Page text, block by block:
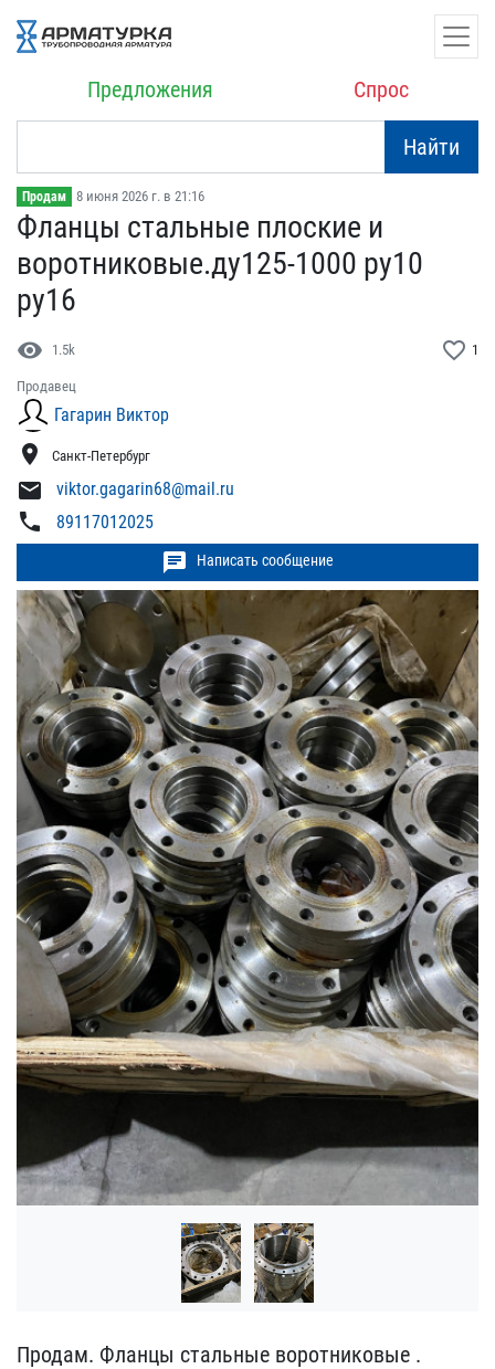
Предложения Спрос
Найти
Продам 8 июня 2026 г. в 21:16
Фланцы стальные плоские ​и
воротниковые.ду125-100​0 ру10
ру16
visibility 1.5k favorite_border 1
Продавец
Гагарин Виктор
location_on Санкт-Петербург
mail viktor.gagarin68@mail.ru
phone 89117012025
chat Написать сообщение
Продам. Фланцы стальные ​воротниковые .